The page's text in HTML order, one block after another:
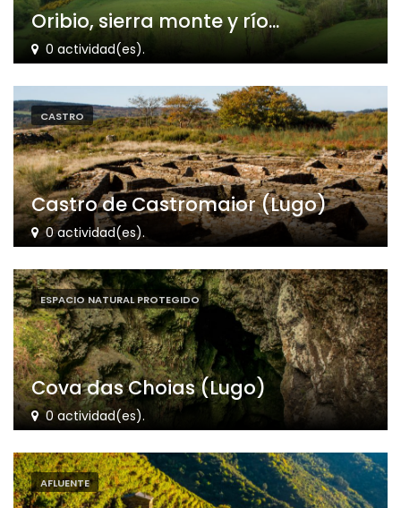
Oribio, sierra monte y río...
0 actividad(es).
CASTRO
Castro de Castromaior (Lugo)
0 actividad(es).
ESPACIO NATURAL PROTEGIDO
Cova das Choias (Lugo)
0 actividad(es).
AFLUENTE